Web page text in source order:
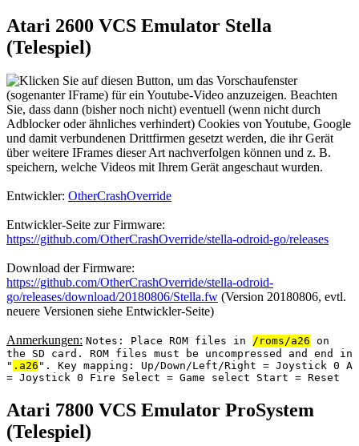
Atari 2600 VCS Emulator Stella
(Telespiel)
Entwickler: OtherCrashOverride
Entwickler-Seite zur Firmware:
https://github.com/OtherCrashOverride/stella-odroid-go/releases
Download der Firmware:
https://github.com/OtherCrashOverride/stella-odroid-
go/releases/download/20180806/Stella.fw (Version 20180806, evtl.
neuere Versionen siehe Entwickler-Seite)
Anmerkungen: Notes: Place ROM files in /roms/a26 on
the SD card. ROM files must be uncompressed and end in
" .a26 ". Key mapping: Up/Down/Left/Right = Joystick 0 A
= Joystick 0 Fire Select = Game select Start = Reset
Atari 7800 VCS Emulator ProSystem
(Telespiel)